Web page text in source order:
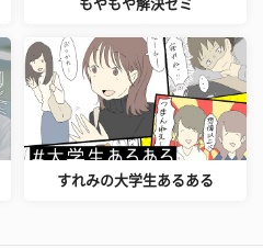
もやもや解決ゼミ
すれみの大学生あるある